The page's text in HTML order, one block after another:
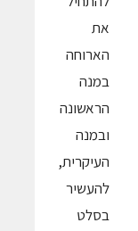
את
הארוחה
במנה
הראשונה
ובמנה
העיקרית,
להעשיר
בסלט